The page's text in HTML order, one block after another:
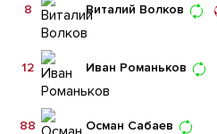
Виталий Волков
8
Иван Романьков
12
Осман Сабаев
88